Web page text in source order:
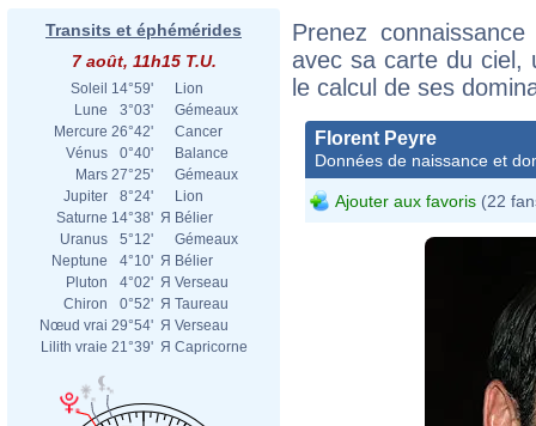
Transits et éphémérides
7 août, 11h15 T.U.
Soleil 14°59'
Lion
Lune
3°03'
Gémeaux
Mercure 26°42'
Cancer
Vénus
0°40'
Balance
Mars 27°25'
Gémeaux
Jupiter
8°24'
Lion
Saturne 14°38' Я Bélier
Uranus
5°12'
Gémeaux
Neptune
4°10' Я Bélier
Pluton
4°02' Я Verseau
Chiron
0°52' Я Taureau
Nœud vrai 29°54' Я Verseau
Lilith vraie 21°39' Я Capricorne
Prenez
avec sa carte du ciel,
le calcul de ses
Florent Peyre
Données de naissance et
Ajouter aux favoris (22